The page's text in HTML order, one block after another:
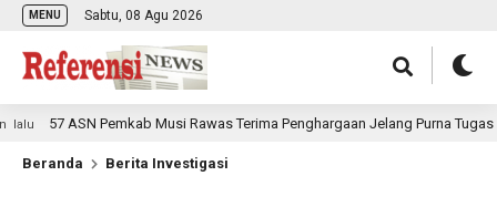
MENU Sabtu, 08 Agu 2026
57 ASN Pemkab Musi Rawas Terima Penghargaan Jelang Purna Tugas
Beranda Berita Investigasi